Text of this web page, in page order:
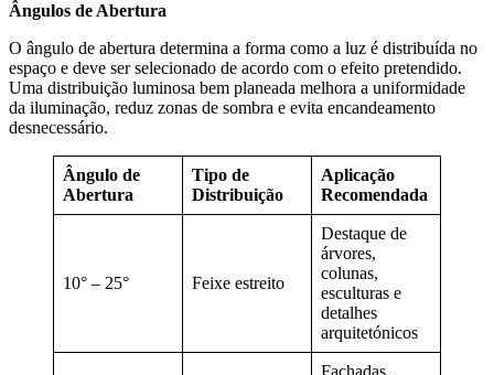
Ângulos de Abertura
O ângulo de abertura determina a forma como a luz é distribuída no
espaço e deve ser selecionado de acordo com o efeito pretendido.
Uma distribuição luminosa bem planeada melhora a uniformidade
da iluminação, reduz zonas de sombra e evita encandeamento
desnecessário.
Ângulo de
Abertura
Tipo de
Distribuição
Aplicação
Recomendada
10° – 25° Feixe estreito
Destaque de
árvores,
colunas,
esculturas e
detalhes
arquitetónicos
Fachadas,